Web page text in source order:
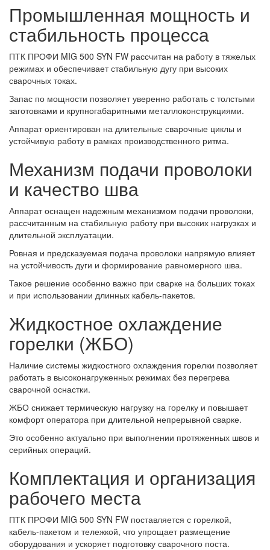
Промышленная мощность и
стабильность процесса
ПТК ПРОФИ MIG 500 SYN FW рассчитан на работу в тяжелых
режимах и обеспечивает стабильную дугу при высоких
сварочных токах.
Запас по мощности позволяет уверенно работать с толстыми
заготовками и крупногабаритными металлоконструкциями.
Аппарат ориентирован на длительные сварочные циклы и
устойчивую работу в рамках производственного ритма.
Механизм подачи проволоки
и качество шва
Аппарат оснащен надежным механизмом подачи проволоки,
рассчитанным на стабильную работу при высоких нагрузках и
длительной эксплуатации.
Ровная и предсказуемая подача проволоки напрямую влияет
на устойчивость дуги и формирование равномерного шва.
Такое решение особенно важно при сварке на больших токах
и при использовании длинных кабель-пакетов.
Жидкостное охлаждение
горелки (ЖБО)
Наличие системы жидкостного охлаждения горелки позволяет
работать в высоконагруженных режимах без перегрева
сварочной оснастки.
ЖБО снижает термическую нагрузку на горелку и повышает
комфорт оператора при длительной непрерывной сварке.
Это особенно актуально при выполнении протяженных швов и
серийных операций.
Комплектация и организация
рабочего места
ПТК ПРОФИ MIG 500 SYN FW поставляется с горелкой,
кабель-пакетом и тележкой, что упрощает размещение
оборудования и ускоряет подготовку сварочного поста.